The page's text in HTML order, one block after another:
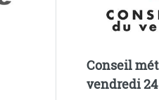
Conseil
vendredi